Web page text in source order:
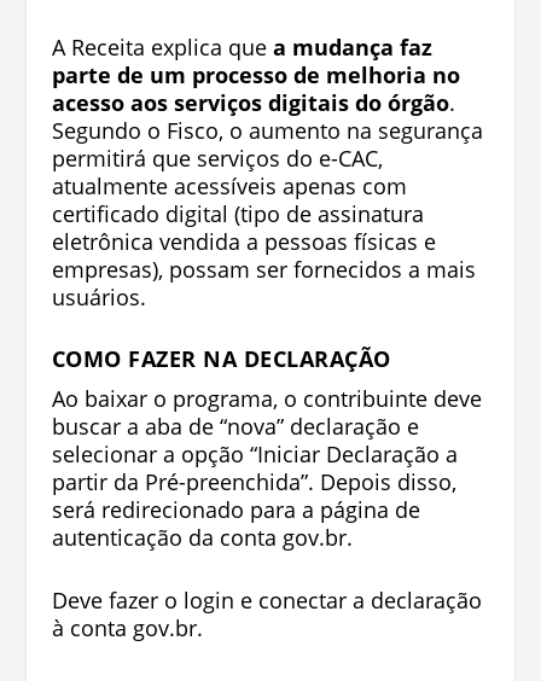
A Receita explica que a mudança faz
parte de um processo de melhoria no
acesso aos serviços digitais do órgão.
Segundo o Fisco, o aumento na segurança
permitirá que serviços do e-CAC,
atualmente acessíveis apenas com
certificado digital (tipo de assinatura
eletrônica vendida a pessoas físicas e
empresas), possam ser fornecidos a mais
usuários.
COMO FAZER NA DECLARAÇÃO
Ao baixar o programa, o contribuinte deve
buscar a aba de “nova” declaração e
selecionar a opção “Iniciar Declaração a
partir da Pré-preenchida”. Depois disso,
será redirecionado para a página de
autenticação da conta gov.br.
Deve fazer o login e conectar a declaração
à conta gov.br.